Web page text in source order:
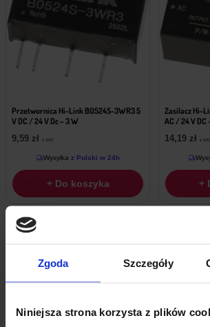
Zgoda Szczegóły
Niniejsza strona korzysta z plików
Przetwornica Hi-Link B0524S-3WR3 5
V DC / 24 V Dc – 3 W
9,59 zł z VAT
Wysyłka z Polski w 24h
+ Do koszyka
Zasilacz Hi-
AC / 24 V DC
14,19 zł z VAT
+